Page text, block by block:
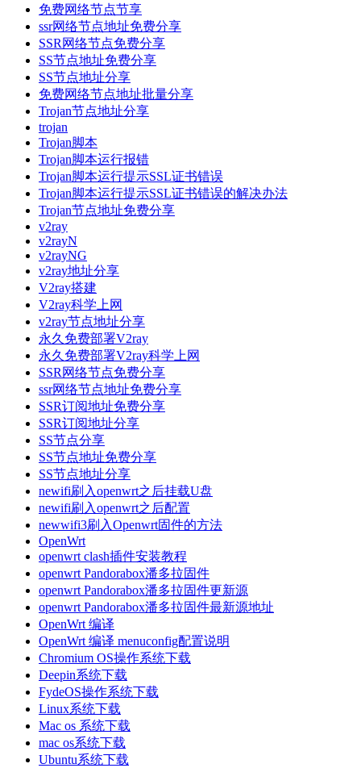
免费网络节点节享
ssr网络节点地址免费分享
SSR网络节点免费分享
SS节点地址免费分享
SS节点地址分享
免费网络节点地址批量分享
Trojan节点地址分享
trojan
Trojan脚本
Trojan脚本运行报错
Trojan脚本运行提示SSL证书错误
Trojan脚本运行提示SSL证书错误的解决办法
Trojan节点地址免费分享
v2ray
v2rayN
v2rayNG
v2ray地址分享
V2ray搭建
V2ray科学上网
v2ray节点地址分享
永久免费部署V2ray
永久免费部署V2ray科学上网
SSR网络节点免费分享
ssr网络节点地址免费分享
SSR订阅地址免费分享
SSR订阅地址分享
SS节点分享
SS节点地址免费分享
SS节点地址分享
newifi刷入openwrt之后挂载U盘
newifi刷入openwrt之后配置
newwifi3刷入Openwrt固件的方法
OpenWrt
openwrt clash插件安装教程
openwrt Pandorabox潘多拉固件
openwrt Pandorabox潘多拉固件更新源
openwrt Pandorabox潘多拉固件最新源地址
OpenWrt 编译
OpenWrt 编译 menuconfig配置说明
Chromium OS操作系统下载
Deepin系统下载
FydeOS操作系统下载
Linux系统下载
Mac os 系统下载
mac os系统下载
Ubuntu系统下载